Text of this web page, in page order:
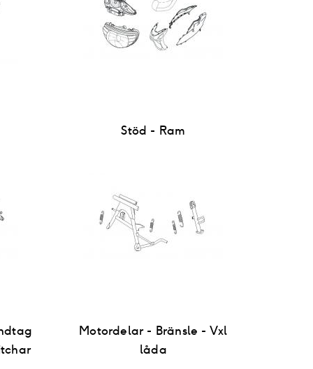
Stöd - Ram
Motordelar - Bränsle - Vxl
låda